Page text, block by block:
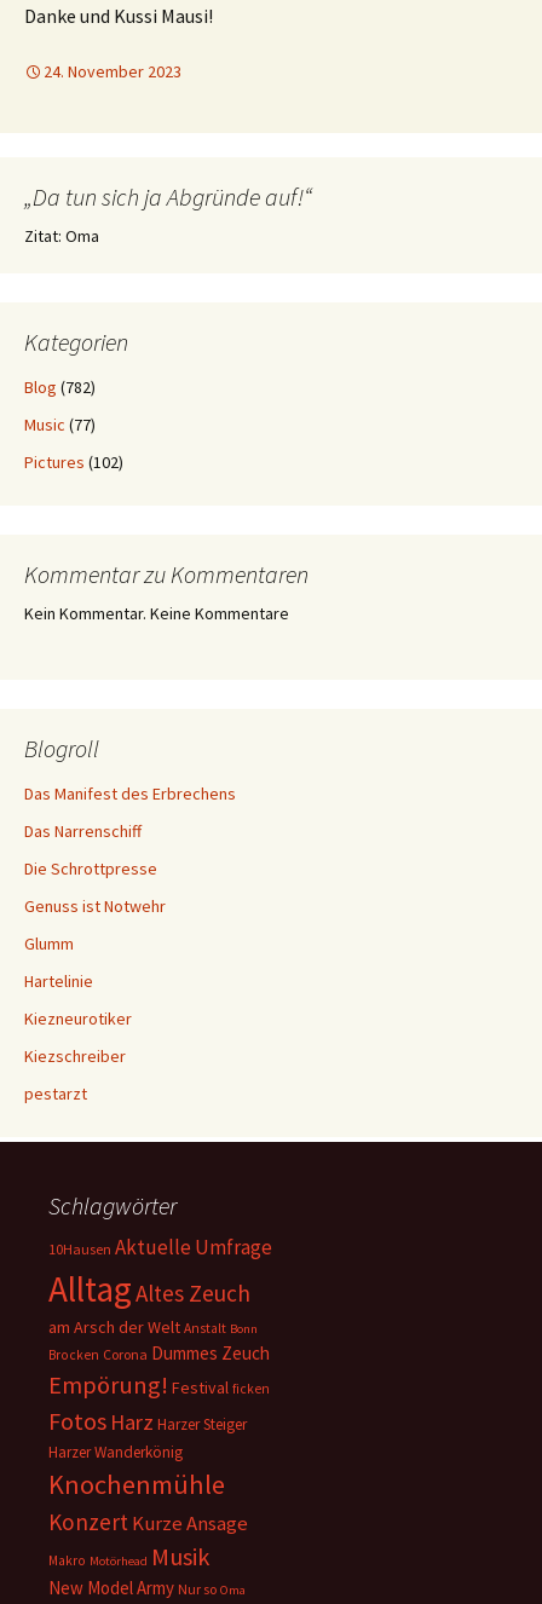
Danke und Kussi Mausi!
24. November 2023
„Da tun sich ja Abgründe auf!“
Zitat: Oma
Kategorien
Blog (782)
Music (77)
Pictures (102)
Kommentar zu Kommentaren
Kein Kommentar. Keine Kommentare
Blogroll
Das Manifest des Erbrechens
Das Narrenschiff
Die Schrottpresse
Genuss ist Notwehr
Glumm
Hartelinie
Kiezneurotiker
Kiezschreiber
pestarzt
Schlagwörter
10Hausen Aktuelle Umfrage
AlltagAltes Zeuch
am Arsch der Welt Anstalt Bonn
Brocken Corona Dummes Zeuch
Empörung! Festival ficken
Fotos Harz Harzer Steiger
Harzer Wanderkönig
Knochenmühle
KonzertKurze Ansage
Makro Motörhead Musik
New Model Army Nur so Oma